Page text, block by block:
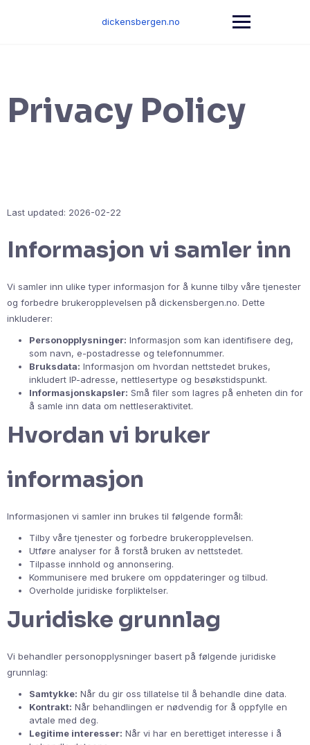
dickensbergen.no
Privacy Policy
Last updated: 2026-02-22
Informasjon vi samler inn
Vi samler inn ulike typer informasjon for å kunne tilby våre tjenester
og forbedre brukeropplevelsen på dickensbergen.no. Dette
inkluderer:
Personopplysninger: Informasjon som kan identifisere deg,
som navn, e-postadresse og telefonnummer.
Bruksdata: Informasjon om hvordan nettstedet brukes,
inkludert IP-adresse, nettlesertype og besøkstidspunkt.
Informasjonskapsler: Små filer som lagres på enheten din for
å samle inn data om nettleseraktivitet.
Hvordan vi bruker
informasjon
Informasjonen vi samler inn brukes til følgende formål:
Tilby våre tjenester og forbedre brukeropplevelsen.
Utføre analyser for å forstå bruken av nettstedet.
Tilpasse innhold og annonsering.
Kommunisere med brukere om oppdateringer og tilbud.
Overholde juridiske forpliktelser.
Juridiske grunnlag
Vi behandler personopplysninger basert på følgende juridiske
grunnlag:
Samtykke: Når du gir oss tillatelse til å behandle dine data.
Kontrakt: Når behandlingen er nødvendig for å oppfylle en
avtale med deg.
Legitime interesser: Når vi har en berettiget interesse i å